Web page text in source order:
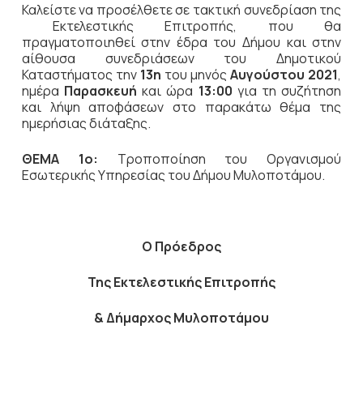
Καλείστε να προσέλθετε σε τακτική συνεδρίαση της
Εκτελεστικής Επιτροπής, που θα
πραγματοποιηθεί στην έδρα του Δήμου και στην
αίθουσα συνεδριάσεων του Δημοτικού
Καταστήματος την13η του μηνός Αυγούστου 2021,
ημέρα Παρασκευήκαι ώρα 13:00 για τη συζήτηση
και λήψη αποφάσεων στο παρακάτω θέμα της
ημερήσιας διάταξης.
ΘΕΜΑ 1ο: Τροποποίηση του Οργανισμού
Εσωτερικής Υπηρεσίας του Δήμου Μυλοποτάμου.
Ο Πρόεδρος
Της Εκτελεστικής Επιτροπής
& Δήμαρχος Μυλοποτάμου